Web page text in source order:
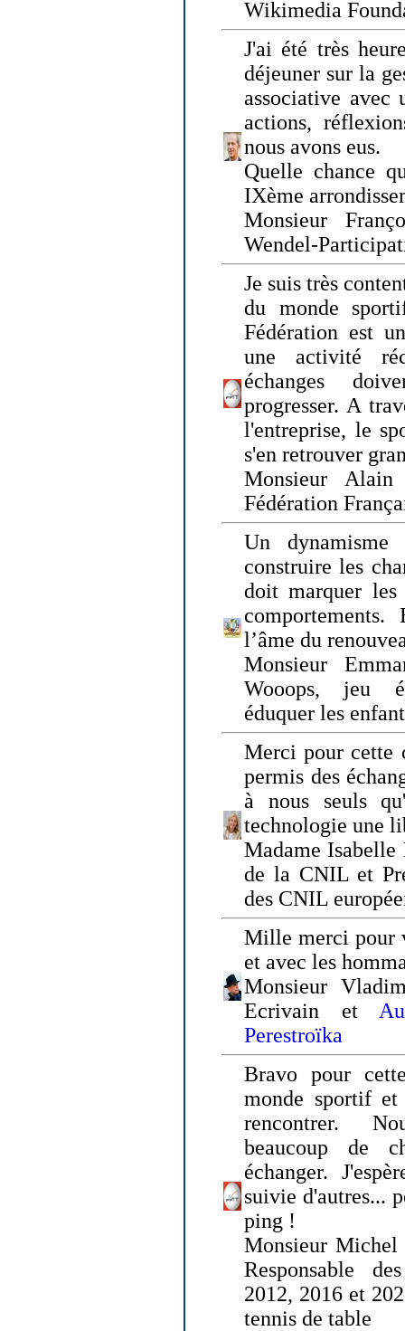
Wikimedia
J'ai été très
déjeuner sur la
associative avec
actions,
nous avons eus.
Quelle chance
IXème
Monsieur
Wendel-
Je suis très
du monde
Fédération est
une activité
échanges
progresser. A
l'entreprise, le
s'en retrouver
Monsieur
Fédération
Un dynamisme
construire les
doit marquer les
l’âme du
Monsieur
Wooops, jeu
éduquer les
Merci pour cette
permis des
à nous seuls
technologie une
Madame Isabelle
de la CNIL et
des CNIL
Mille merci pour
et avec les
Monsieur
Ecrivain et
Perestroïka
Bravo pour
monde sportif
rencontrer.
beaucoup de
échanger.
suivie d'autres...
ping !
Monsieur
Responsable
2012, 2016 et
tennis de table